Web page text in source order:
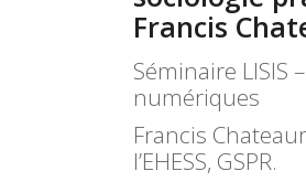
Francis
Séminaire LISIS
numériques
Francis
l’EHESS, GSPR.